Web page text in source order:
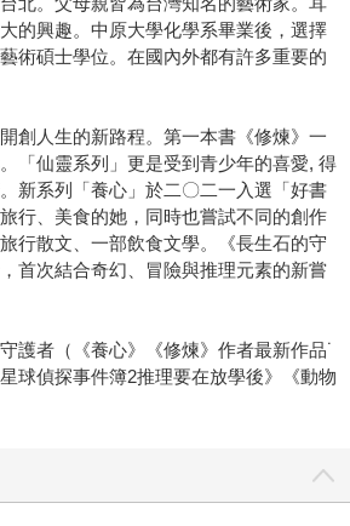
的興趣。中原大學化學系畢業後，選擇
術碩士學位。在國內外都有許多重要的
創人生的新路程。第一本書《修煉》一
「仙靈系列」更是受到青少年的喜愛, 得
新系列「養心」於二〇二一入選「好書
行、美食的她，同時也嘗試不同的創作
行散文、一部飲食文學。《長生石的守
首次結合奇幻、冒險與推理元素的新嘗
護者（《養心》《修煉》作者最新作品˙
球偵探事件簿2推理要在放學後》《動物